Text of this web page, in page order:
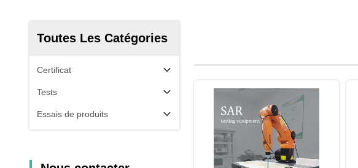
Toutes Les Catégories
Certificat
Tests
Essais de produits